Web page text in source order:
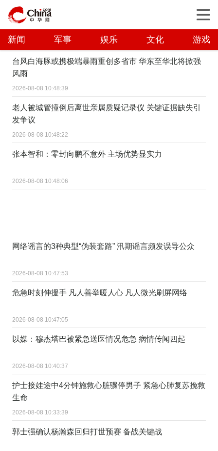
新闻 军事 娱乐 文化 游戏
台风白海豚或携极端暴雨重创多省市 华东至华北将掀强
风雨
2026-08-08 10:48:39
老人被城管撞倒后离世亲属质疑记录仪 关键证据缺失引
发争议
2026-08-08 10:48:22
张本智和：零封向鹏不意外 主场优势显实力
2026-08-08 10:48:06
网络谣言的3种典型“伪装套路” 汛期谣言频发误导公众
2026-08-08 10:47:53
危急时刻伸援手 凡人善举暖人心 凡人微光刷屏网络
2026-08-08 10:47:05
以媒：穆杰塔巴被紧急送医情况危急 病情传闻四起
2026-08-08 10:40:37
护士接娃途中4分钟施救心脏骤停男子 紧急心肺复苏挽救
生命
2026-08-08 10:33:39
郭士强确认杨瀚森回归打世预赛 备战关键战